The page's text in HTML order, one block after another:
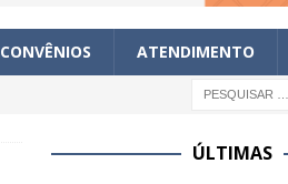
CONVÊNIOS ATENDIMENTO
ÚLTIMAS